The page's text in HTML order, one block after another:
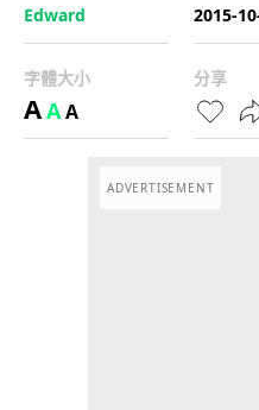
Edward
2015-
字體大小
AAA
分享
ADVERTISEMENT